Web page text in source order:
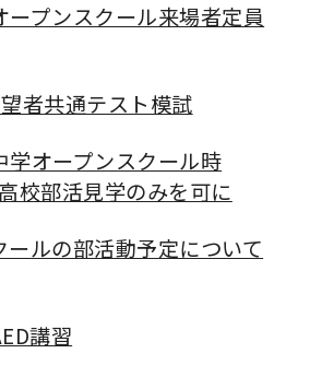
ープンスクール来場者定員
者共通テスト模試
学オープンスクール時
校部活見学のみを可に
ールの部活動予定について
講習